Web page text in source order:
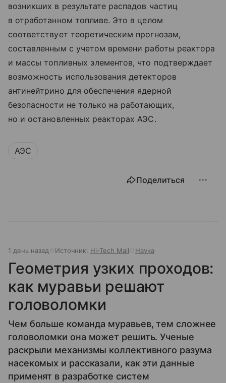
возникших в результате распадов частиц
в отработанном топливе. Это в целом
соответствует теоретическим прогнозам,
составленным с учетом времени работы реактора
и массы топливных элементов, что подтверждает
возможность использования детекторов
антинейтрино для обеспечения ядерной
безопасности не только на работающих,
но и остановленных реакторах АЭС.
АЭС
Поделиться
1 день назад Источник: Hi-Tech Mail Наука
Геометрия узких проходов:
как муравьи решают
головоломки
Чем больше команда муравьев, тем сложнее
головоломки она может решить. Ученые
раскрыли механизмы коллективного разума
насекомых и рассказали, как эти данные
применят в разработке систем